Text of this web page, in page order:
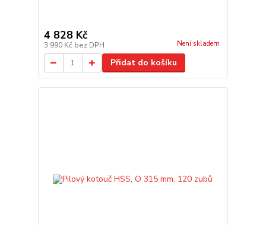
4 828 Kč
3 990 Kč bez DPH Není skladem
Přidat do košíku